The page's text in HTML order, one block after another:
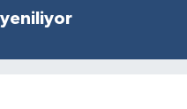
yeniliyor